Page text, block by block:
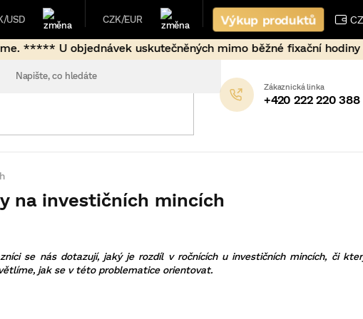
mimo běžné fixační hodiny (17:00-9:00 + víkend)
USD CZK/EUR Výkup produktů
+420 222 220 388
na investičních mincích
se nás dotazují, jaký je rozdíl v ročnících u investičních mincích, či
jak se v této problematice orientovat.